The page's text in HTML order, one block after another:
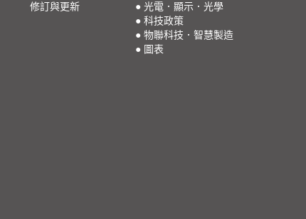
修訂與更新
● 光電．顯示．光學
● 科技政策
● 物聯科技．智慧製造
● 圖表